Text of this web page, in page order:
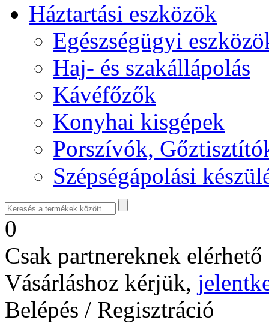
Háztartási eszközök
Egészségügyi
Haj- és szakállápolás
Kávéfőzők
Konyhai kisgépek
Porszívók,
Szépségápolási
0
Csak partnereknek
Vásárláshoz kérjük,
Belépés / Regisztráció